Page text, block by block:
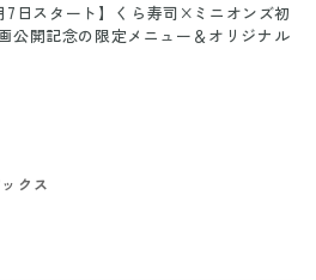
7日スタート】くら寿司×ミニオンズ初
公開記念の限定メニュー＆オリジナル
クス